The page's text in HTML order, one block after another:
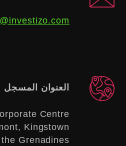
العنوان المسجل
Centre,
Kingstown,
Grenadines